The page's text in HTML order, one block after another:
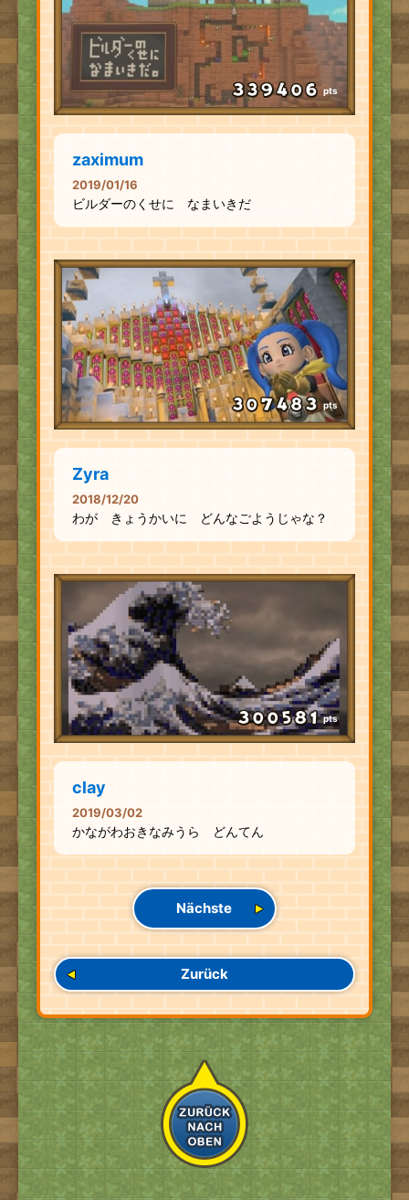
pts
zaximum
2019/01/16
ビルダーのくせに なまいきだ
pts
Zyra
2018/12/20
わが きょうかいに どんなごようじゃな？
pts
clay
2019/03/02
かながわおきなみうら どんてん
Nächste
Zurück